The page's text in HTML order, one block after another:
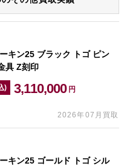
キン25 ブラック トゴ ピン
具 Z刻印
) 3,110,000 円
2026年07月買取
キン25 ゴールド トゴ シル